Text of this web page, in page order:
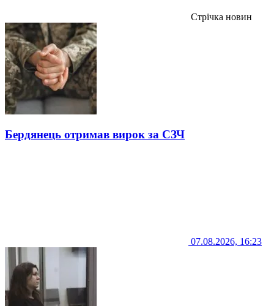
Стрічка новин
Бердянець отримав вирок за СЗЧ
07.08.2026, 16:23